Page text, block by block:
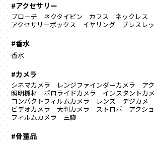
#アクセサリー
ブローチ ネクタイピン カフス
ネックレス
アクセサリーボックス
イヤリング ブレスレ
#香水
香水
#カメラ
シネマカメラ レンジファインダーカメラ
ア
照明機材
ポロライドカメラ
インスタントカ
コンパクトフィルムカメラ
レンズ デジカメ
ビデオカメラ
大判カメラ ストロボ
アクシ
フィルムカメラ
三脚
#骨董品